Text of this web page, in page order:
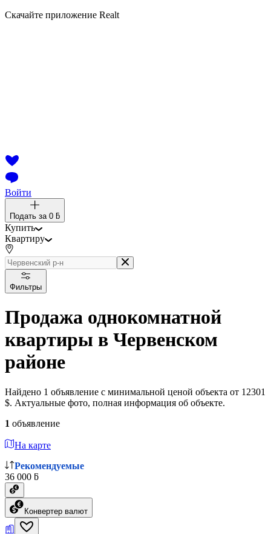
Скачайте приложение Realt
Войти
Подать за 0 ƃ
Купить
Квартиру
Фильтры
Продажа однокомнатной
квартиры в Червенском
районе
Найдено 1 объявление с минимальной ценой объекта от 12301
$. Актуальные фото, полная информация об объекте.
1 объявление
На карте
Рекомендуемые
36 000 ƃ
Конвертер валют